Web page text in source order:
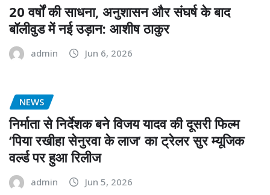
20 वर्षों की साधना, अनुशासन और संघर्ष के बाद
बॉलीवुड में नई उड़ान: आशीष ठाकुर
admin Jun 6, 2026
NEWS
निर्माता से निर्देशक बने विजय यादव की दूसरी फिल्म
‘पिया रखीहा सेनुरवा के लाज’ का ट्रेलर सुर म्यूजिक
वर्ल्ड पर हुआ रिलीज
admin Jun 5, 2026